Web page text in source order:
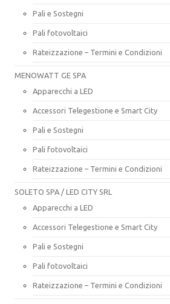
Pali e Sostegni
Pali fotovoltaici
Rateizzazione – Termini e Condizioni
MENOWATT GE SPA
Apparecchi a LED
Accessori Telegestione e Smart City
Pali e Sostegni
Pali fotovoltaici
Rateizzazione – Termini e Condizioni
SOLETO SPA / LED CITY SRL
Apparecchi a LED
Accessori Telegestione e Smart City
Pali e Sostegni
Pali fotovoltaici
Rateizzazione – Termini e Condizioni